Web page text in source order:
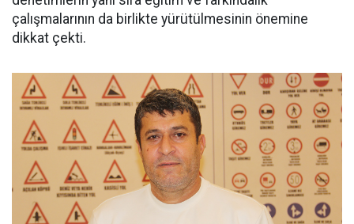
çalışmalarının da birlikte yürütülmesinin önemine
dikkat çekti.